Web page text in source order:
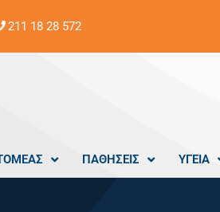
211 18 28 572
ΠΑΘΗΣΕΙΣ ΥΓΕΙΑ